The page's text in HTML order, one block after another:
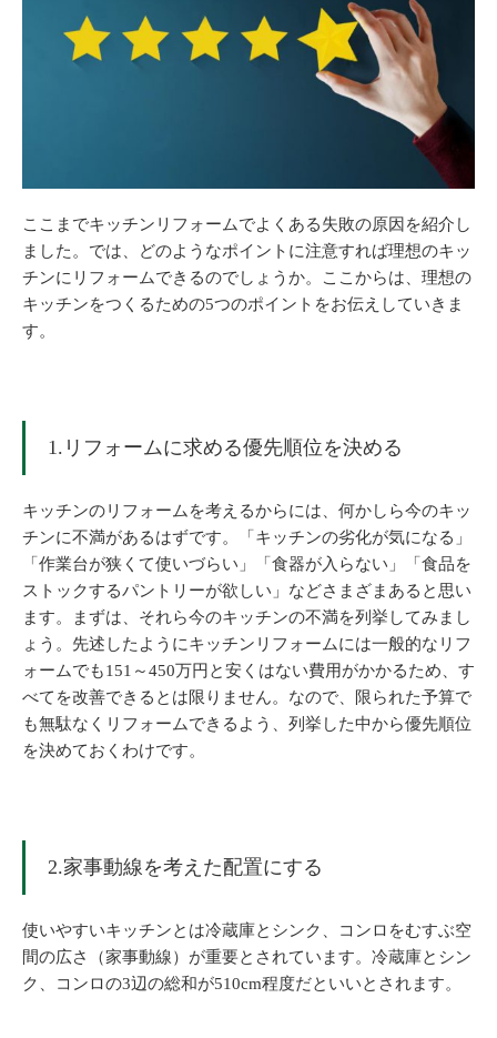
ここまでキッチンリフォームでよくある失敗の原因を紹介し
ました。では、どのようなポイントに注意すれば理想のキッ
チンにリフォームできるのでしょうか。ここからは、理想の
キッチンをつくるための5つのポイントをお伝えしていきま
す。
1.リフォームに求める優先順位を決める
キッチンのリフォームを考えるからには、何かしら今のキッ
チンに不満があるはずです。「キッチンの劣化が気になる」
「作業台が狭くて使いづらい」「食器が入らない」「食品を
ストックするパントリーが欲しい」などさまざまあると思い
ます。まずは、それら今のキッチンの不満を列挙してみまし
ょう。先述したようにキッチンリフォームには一般的なリフ
ォームでも151～450万円と安くはない費用がかかるため、す
べてを改善できるとは限りません。なので、限られた予算で
も無駄なくリフォームできるよう、列挙した中から優先順位
を決めておくわけです。
2.家事動線を考えた配置にする
使いやすいキッチンとは冷蔵庫とシンク、コンロをむすぶ空
間の広さ（家事動線）が重要とされています。冷蔵庫とシン
ク、コンロの3辺の総和が510cm程度だといいとされます。